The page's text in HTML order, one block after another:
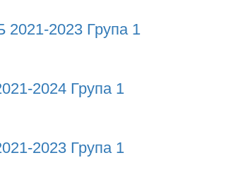
2021-2023 Група 1
2024 Група 1
2023 Група 1